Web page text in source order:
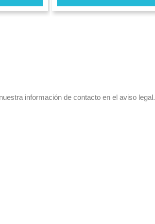
información de contacto en el aviso legal.